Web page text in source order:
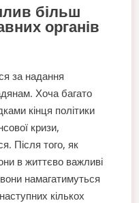
більш
органів
за надання
Хоча багато
кінця політики
кризи,
Після того, як
в життєво важливі
намагатимуться
кількох